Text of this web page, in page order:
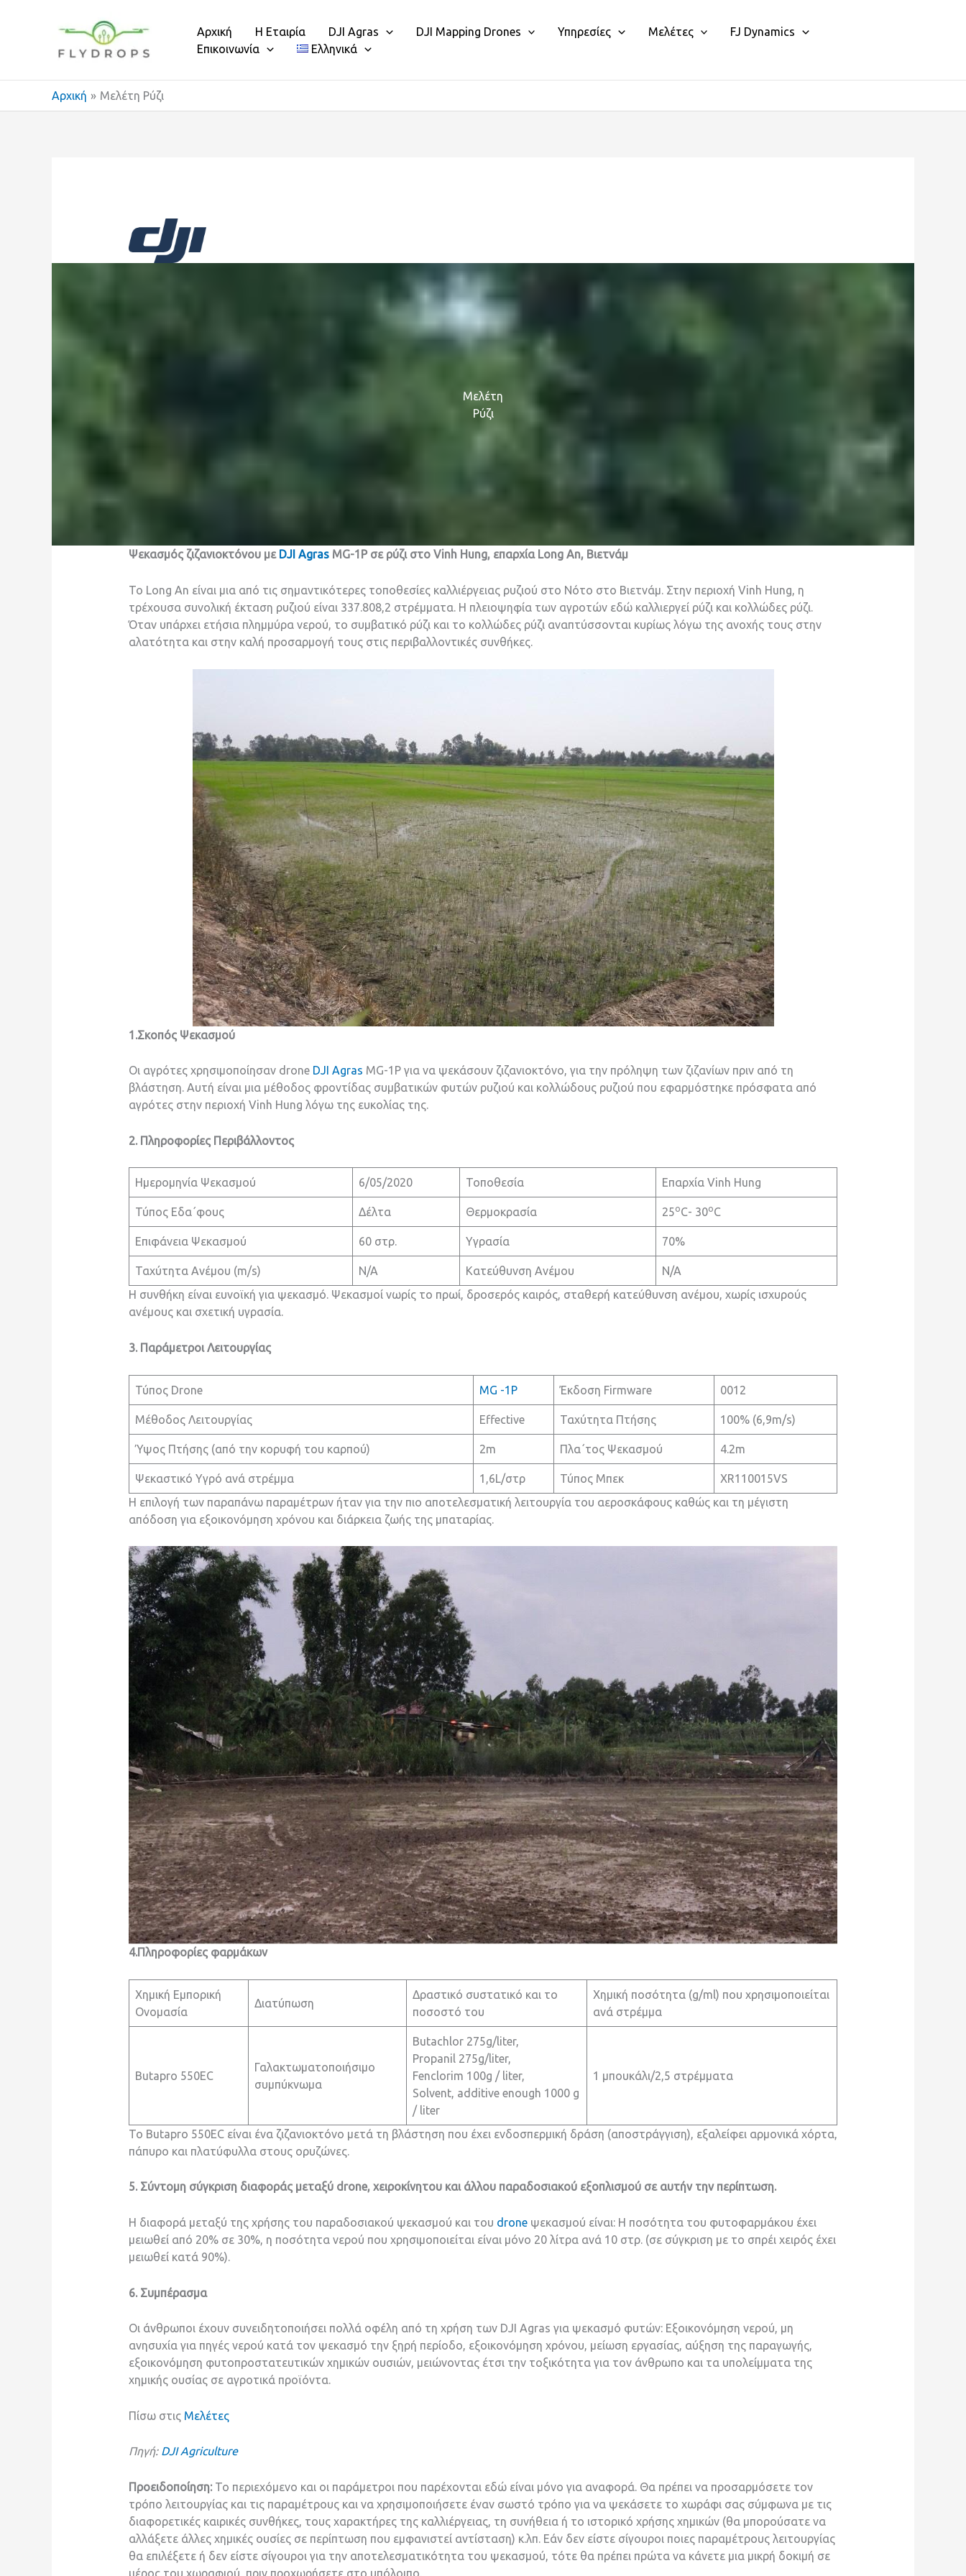
Αρχική Η Εταιρία DJI Agras DJI Mapping Drones Υπηρεσίες Μελέτες
FJ Dynamics
Επικοινωνία
Ελληνικά
Αρχική Μελέτη Ρύζι
Μελέτη
Ρύζι
Ψεκασμός ζιζανιοκτόνου με DJI AgrasMG-1P σε ρύζι στο Vinh Hung, επαρχία Long An, Βιετνάμ
Το Long An είναι μια από τις σημαντικότερες τοποθεσίες καλλιέργειας ρυζιού στο Νότο στο Βιετνάμ. Στην περιοχή Vinh Hung, η
τρέχουσα συνολική έκταση ρυζιού είναι 337.808,2 στρέμματα. Η πλειοψηφία των αγροτών εδώ καλλιεργεί ρύζι και κολλώδες ρύζι.
Όταν υπάρχει ετήσια πλημμύρα νερού, το συμβατικό ρύζι και το κολλώδες ρύζι αναπτύσσονται κυρίως λόγω της ανοχής τους στην
αλατότητα και στην καλή προσαρμογή τους στις περιβαλλοντικές συνθήκες.
1.Σκοπός Ψεκασμού
Οι αγρότες χρησιμοποίησαν drone DJI Agras MG-1P για να ψεκάσουν ζιζανιοκτόνο, για την πρόληψη των ζιζανίων πριν από τη
βλάστηση. Αυτή είναι μια μέθοδος φροντίδας συμβατικών φυτών ρυζιού και κολλώδους ρυζιού που εφαρμόστηκε πρόσφατα από
αγρότες στην περιοχή Vinh Hung λόγω της ευκολίας της.
2. Πληροφορίες Περιβάλλοντος
Ημερομηνία Ψεκασμού 6/05/2020 Τοποθεσία Επαρχία Vinh Hung
Τύπος Εδα΄φους Δέλτα Θερμοκρασία 25oC- 30oC
Επιφάνεια Ψεκασμού 60 στρ. Υγρασία 70%
Ταχύτητα Ανέμου (m/s) N/A Κατεύθυνση Ανέμου
N/A
Η συνθήκη είναι ευνοϊκή για ψεκασμό. Ψεκασμοί νωρίς το πρωί, δροσερός καιρός, σταθερή κατεύθυνση ανέμου, χωρίς ισχυρούς
ανέμους και σχετική υγρασία.
3. Παράμετροι Λειτουργίας
Τύπος Drone MG -1P Έκδοση Firmware 0012
Μέθοδος Λειτουργίας Effective Ταχύτητα Πτήσης 100% (6,9m/s)
Ύψος Πτήσης (από την κορυφή του καρπού) 2m Πλα΄τος Ψεκασμού 4.2m
Ψεκαστικό Υγρό ανά στρέμμα 1,6L/στρ Τύπος Μπεκ
XR110015VS
Η επιλογή των παραπάνω παραμέτρων ήταν για την πιο αποτελεσματική λειτουργία του αεροσκάφους καθώς και τη μέγιστη
απόδοση για εξοικονόμηση χρόνου και διάρκεια ζωής της μπαταρίας.
4.Πληροφορίες φαρμάκων
Χημική Εμπορική
Ονομασία
Διατύπωση
Δραστικό συστατικό και το
ποσοστό του
Χημική ποσότητα (g/ml) που χρησιμοποιείται
ανά στρέμμα
Butapro 550EC
Γαλακτωματοποιήσιμο
συμπύκνωμα
Butachlor 275g/liter,
Propanil 275g/liter,
Fenclorim 100g / liter,
Solvent, additive enough 1000 g
/ liter
1 μπουκάλι/2,5 στρέμματα
Το Butapro 550EC είναι ένα ζιζανιοκτόνο μετά τη βλάστηση που έχει ενδοσπερμική δράση (αποστράγγιση), εξαλείφει αρμονικά χόρτα,
πάπυρο και πλατύφυλλα στους ορυζώνες.
5. Σύντομη σύγκριση διαφοράς μεταξύ drone, χειροκίνητου και άλλου παραδοσιακού εξοπλισμού σε αυτήν την περίπτωση.
Η διαφορά μεταξύ της χρήσης του παραδοσιακού ψεκασμού και του drone ψεκασμού είναι: Η ποσότητα του φυτοφαρμάκου έχει
μειωθεί από 20% σε 30%, η ποσότητα νερού που χρησιμοποιείται είναι μόνο 20 λίτρα ανά 10 στρ. (σε σύγκριση με το σπρέι χειρός έχει
μειωθεί κατά 90%).
6. Συμπέρασμα
Οι άνθρωποι έχουν συνειδητοποιήσει πολλά οφέλη από τη χρήση των DJI Agras για ψεκασμό φυτών: Εξοικονόμηση νερού, μη
ανησυχία για πηγές νερού κατά τον ψεκασμό την ξηρή περίοδο, εξοικονόμηση χρόνου, μείωση εργασίας, αύξηση της παραγωγής,
εξοικονόμηση φυτοπροστατευτικών χημικών ουσιών, μειώνοντας έτσι την τοξικότητα για τον άνθρωπο και τα υπολείμματα της
χημικής ουσίας σε αγροτικά προϊόντα.
Πίσω στις Μελέτες
Πηγή: DJI Agriculture
Προειδοποίηση: Το περιεχόμενο και οι παράμετροι που παρέχονται εδώ είναι μόνο για αναφορά. Θα πρέπει να προσαρμόσετε τον
τρόπο λειτουργίας και τις παραμέτρους και να χρησιμοποιήσετε έναν σωστό τρόπο για να ψεκάσετε το χωράφι σας σύμφωνα με τις
διαφορετικές καιρικές συνθήκες, τους χαρακτήρες της καλλιέργειας, τη συνήθεια ή το ιστορικό χρήσης χημικών (θα μπορούσατε να
αλλάξετε άλλες χημικές ουσίες σε περίπτωση που εμφανιστεί αντίσταση) κ.λπ. Εάν δεν είστε σίγουροι ποιες παραμέτρους λειτουργίας
θα επιλέξετε ή δεν είστε σίγουροι για την αποτελεσματικότητα του ψεκασμού, τότε θα πρέπει πρώτα να κάνετε μια μικρή δοκιμή σε
μέρος του χωραφιού, πριν προχωρήσετε στο υπόλοιπο.